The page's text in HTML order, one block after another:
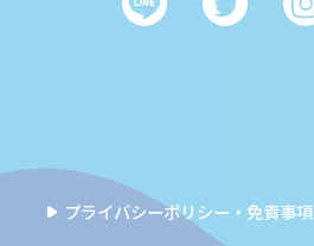
プライバシーポリシー・免責事項